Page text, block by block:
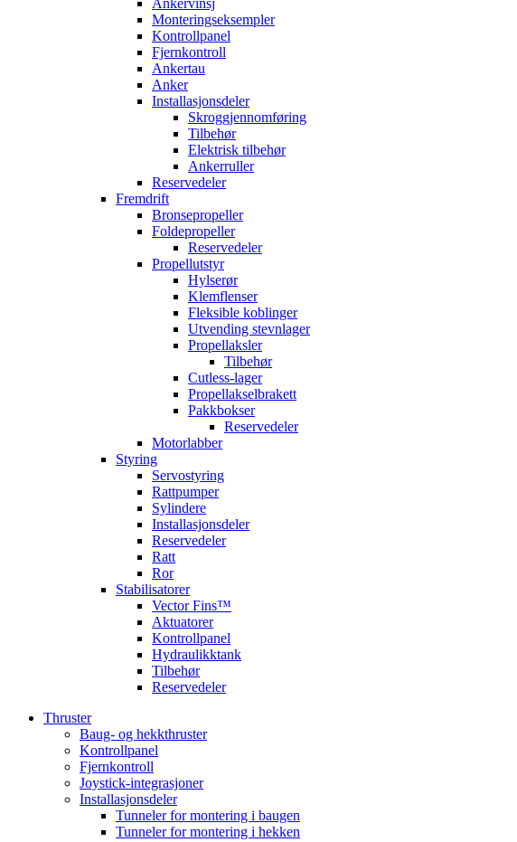
Ankervinsj
Monteringseksempler
Kontrollpanel
Fjernkontroll
Ankertau
Anker
Installasjonsdeler
Skroggjennomføring
Tilbehør
Elektrisk tilbehør
Ankerruller
Reservedeler
Fremdrift
Bronsepropeller
Foldepropeller
Reservedeler
Propellutstyr
Hylserør
Klemflenser
Fleksible koblinger
Utvending stevnlager
Propellaksler
Tilbehør
Cutless-lager
Propellakselbrakett
Pakkbokser
Reservedeler
Motorlabber
Styring
Servostyring
Rattpumper
Sylindere
Installasjonsdeler
Reservedeler
Ratt
Ror
Stabilisatorer
Vector Fins™
Aktuatorer
Kontrollpanel
Hydraulikktank
Tilbehør
Reservedeler
Thruster
Baug- og hekkthruster
Kontrollpanel
Fjernkontroll
Joystick-integrasjoner
Installasjonsdeler
Tunneler for montering i baugen
Tunneler for montering i hekken